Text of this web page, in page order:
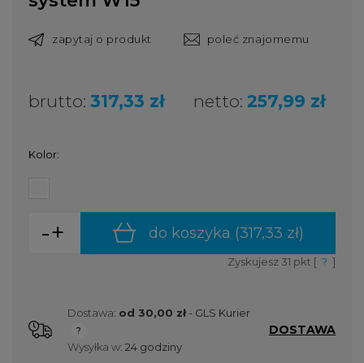
zapytaj o produkt poleć znajomemu
brutto: 317,33 zł netto: 257,99 zł
Kolor:
+
- do koszyka (317,33 zł)
Zyskujesz 31 pkt [ ? ]
Dostawa: od 30,00 zł - GLS Kurier
Cena nie zawiera ewentualnych kosztów płatności
Wysyłka w: 24 godziny
DOSTAWA